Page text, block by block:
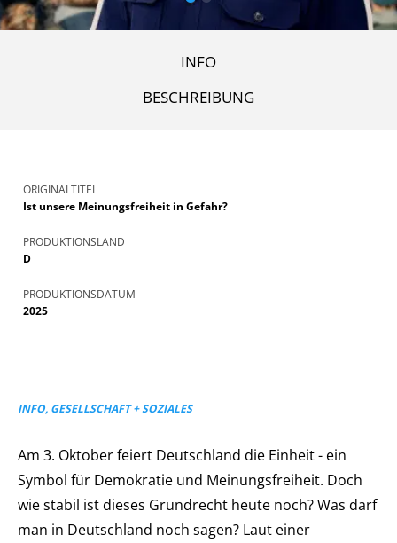
INFO
BESCHREIBUNG
ORIGINALTITEL
Ist unsere Meinungsfreiheit in Gefahr?
PRODUKTIONSLAND
D
PRODUKTIONSDATUM
2025
INFO, GESELLSCHAFT + SOZIALES
Am 3. Oktober feiert Deutschland die Einheit - ein
Symbol für Demokratie und Meinungsfreiheit. Doch
wie stabil ist dieses Grundrecht heute noch? Was darf
man in Deutschland noch sagen? Laut einer